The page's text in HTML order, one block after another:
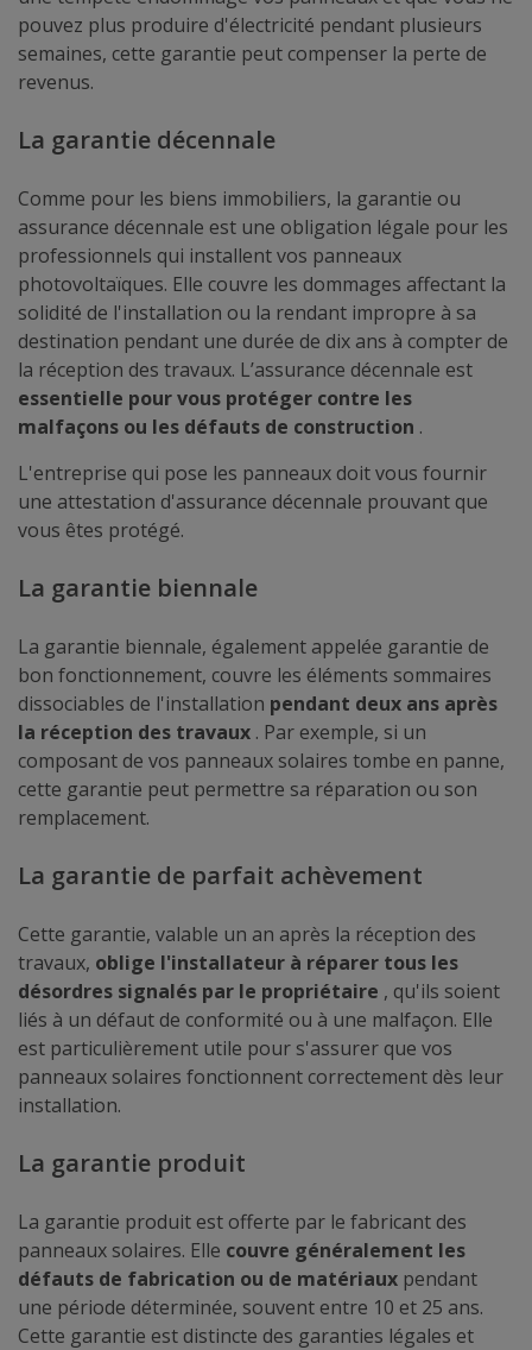
pouvez plus produire d'électricité pendant plusieurs
semaines, cette garantie peut compenser la perte de
revenus.
La garantie décennale
Comme pour les biens immobiliers, la garantie ou
assurance décennale est une obligation légale pour les
professionnels qui installent vos panneaux
photovoltaïques. Elle couvre les dommages affectant la
solidité de l'installation ou la rendant impropre à sa
destination pendant une durée de dix ans à compter de
la réception des travaux. L’assurance décennale est
essentielle pour vous protéger contre les
malfaçons ou les défauts de construction .
L'entreprise qui pose les panneaux doit vous fournir
une attestation d'assurance décennale prouvant que
vous êtes protégé.
La garantie biennale
La garantie biennale, également appelée garantie de
bon fonctionnement, couvre les éléments sommaires
dissociables de l'installation pendant deux ans après
la réception des travaux . Par exemple, si un
composant de vos panneaux solaires tombe en panne,
cette garantie peut permettre sa réparation ou son
remplacement.
La garantie de parfait achèvement
Cette garantie, valable un an après la réception des
travaux, oblige l'installateur à réparer tous les
désordres signalés par le propriétaire , qu'ils soient
liés à un défaut de conformité ou à une malfaçon. Elle
est particulièrement utile pour s'assurer que vos
panneaux solaires fonctionnent correctement dès leur
installation.
La garantie produit
La garantie produit est offerte par le fabricant des
panneaux solaires. Elle couvre généralement les
défauts de fabrication ou de matériaux pendant
une période déterminée, souvent entre 10 et 25 ans.
Cette garantie est distincte des garanties légales et